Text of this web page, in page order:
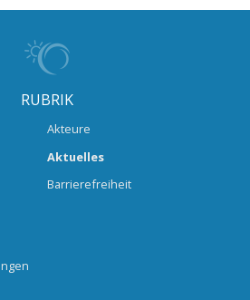
RUBRIK
Akteure
Aktuelles
Barrierefreiheit